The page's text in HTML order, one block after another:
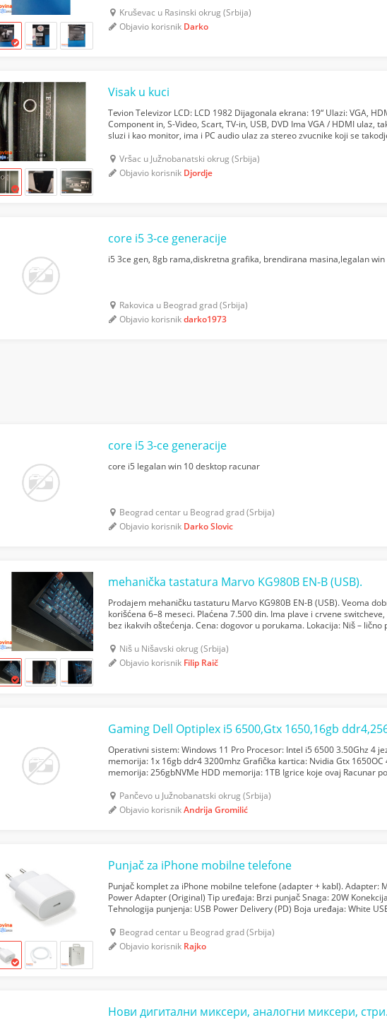
Kruševac u Rasinski okrug (Srbija)
Objavio korisnik Darko
Visak u kuci
Tevion Televizor LCD: LCD 1982 Dijagonala ekrana: 19“ Ulazi: VGA,
Component in, S-Video, Scart, TV-in, USB, DVD Ima VGA / HDMI ulaz,
sluzi i kao monitor, ima i PC audio ulaz za stereo zvucnike koji se
Vršac u Južnobanatski okrug (Srbija)
Objavio korisnik Djordje
core i5 3-ce generacije
i5 3ce gen, 8gb rama,diskretna grafika, brendirana masina,legalan win
Rakovica u Beograd grad (Srbija)
Objavio korisnikdarko1973
core i5 3-ce generacije
core i5 legalan win 10 desktop racunar
Beograd centar u Beograd grad (Srbija)
Objavio korisnik Darko Slovic
mehanička tastatura Marvo KG980B EN-B (USB).
Prodajem mehaničku tastaturu Marvo KG980B EN-B (USB). Veoma
korišćena 6–8 meseci. Plaćena 7.500 din. Ima plave i crvene
bez ikakvih oštećenja. Cena: dogovor u porukama. Lokacija: Niš – lično
Niš u Nišavski okrug (Srbija)
Objavio korisnik Filip Raič
Operativni sistem: Windows 11 Pro Procesor: Intel i5 6500 3.50Ghz 4
memorija: 1x 16gb ddr4 3200mhz Grafička kartica: Nvidia Gtx 1650OC
memorija: 256gbNVMe HDD memorija: 1TB Igrice koje ovaj Racunar
Pančevo u Južnobanatski okrug (Srbija)
Objavio korisnikAndrija Gromilić
Punjač za iPhone mobilne telefone
Punjač komplet za iPhone mobilne telefone (adapter + kabl). Adapter:
Power Adapter (Original) Tip uređaja: Brzi punjač Snaga: 20W
Tehnologija punjenja: USB Power Delivery (PD) Boja uređaja: White
Beograd centar u Beograd grad (Srbija)
Objavio korisnik Rajko
Нови